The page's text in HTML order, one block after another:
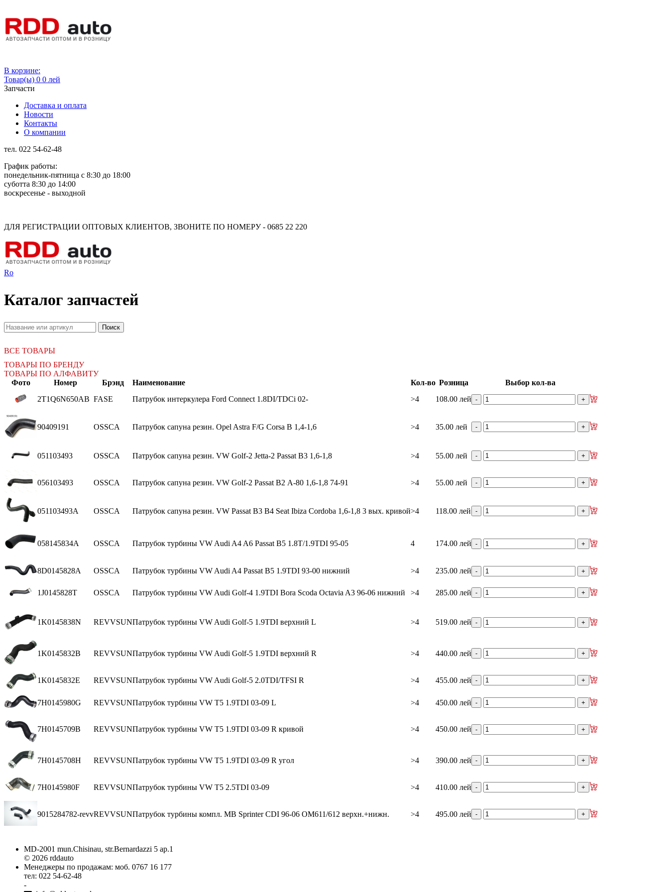
В корзине:
Товар(ы) 0 0 лей
Запчасти
Доставка и оплата
Новости
Контакты
О компании
тел. 022 54-62-48
График работы:
понедельник-пятница с 8:30 до 18:00
суботта 8:30 до 14:00
воскресенье - выходной
ДЛЯ РЕГИСТРАЦИИ ОПТОВЫХ КЛИЕНТОВ, ЗВОНИТЕ ПО НОМЕРУ - 0685 22 220
Ro
Каталог запчастей
ВСЕ ТОВАРЫ
ТОВАРЫ ПО БРЕНДУ
ТОВАРЫ ПО АЛФАВИТУ
Фото
Номер Брэнд Наименование Кол-во Розница
Выбор кол-ва
2T1Q6N650AB FASE Патрубок интеркулера Ford Connect 1.8DI/TDCi 02- >4 108.00 лей
90409191 OSSCA Патрубок сапуна резин. Opel Astra F/G Corsa B 1,4-1,6 >4 35.00 лей
051103493 OSSCA Патрубок сапуна резин. VW Golf-2 Jetta-2 Passat В3 1,6-1,8 >4 55.00 лей
056103493 OSSCA Патрубок сапуна резин. VW Golf-2 Passat В2 A-80 1,6-1,8 74-91 >4 55.00 лей
051103493A OSSCA Патрубок сапуна резин. VW Passat B3 B4 Seat Ibiza Cordoba 1,6-1,8 3 вых. кривой>4 118.00 лей
058145834A OSSCA Патрубок турбины VW Audi A4 A6 Passat B5 1.8T/1.9TDI 95-05 4 174.00 лей
8D0145828A OSSCA Патрубок турбины VW Audi A4 Passat B5 1.9TDI 93-00 нижний >4 235.00 лей
1J0145828T OSSCA Патрубок турбины VW Audi Golf-4 1.9TDI Bora Scoda Octavia A3 96-06 нижний >4 285.00 лей
1K0145838N REVVSUNПатрубок турбины VW Audi Golf-5 1.9TDI верхний L >4 519.00 лей
1K0145832B REVVSUNПатрубок турбины VW Audi Golf-5 1.9TDI верхний R >4 440.00 лей
1K0145832E REVVSUNПатрубок турбины VW Audi Golf-5 2.0TDI/TFSI R >4 455.00 лей
7H0145980G REVVSUNПатрубок турбины VW T5 1.9TDI 03-09 L >4 450.00 лей
7H0145709B REVVSUNПатрубок турбины VW T5 1.9TDI 03-09 R кривой >4 450.00 лей
7H0145708H REVVSUNПатрубок турбины VW T5 1.9TDI 03-09 R угол >4 390.00 лей
7H0145980F REVVSUNПатрубок турбины VW T5 2.5TDI 03-09 >4 410.00 лей
9015284782-revvREVVSUNПатрубок турбины компл. MB Sprinter CDI 96-06 OM611/612 верхн.+нижн. >4 495.00 лей
MD-2001 mun.Chisinau, str.Bernardazzi 5 ap.1
© 2026 rddauto
Менеджеры по продажам: моб. 0767 16 177
тел: 022 54-62-48
-